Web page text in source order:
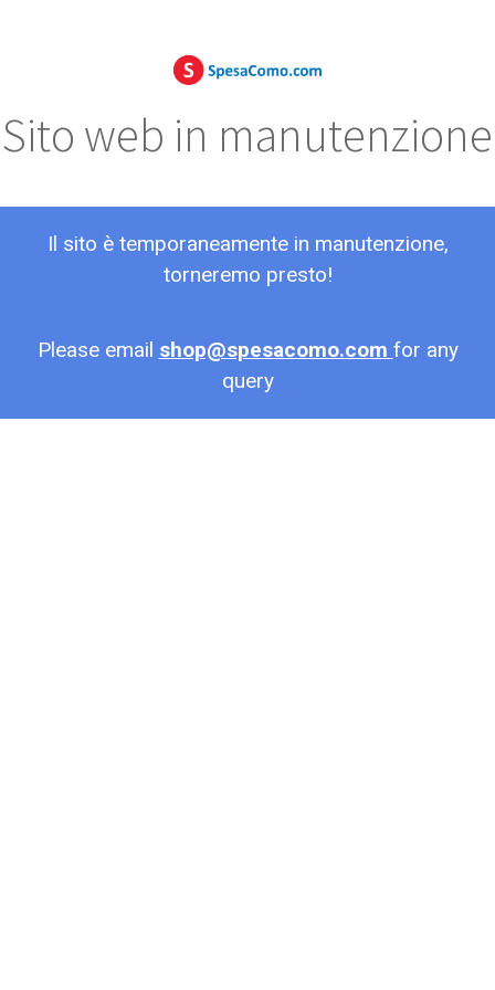
Sito web in manutenzione
Il sito è temporaneamente in manutenzione,
torneremo presto!
Please email shop@spesacomo.com for any
query